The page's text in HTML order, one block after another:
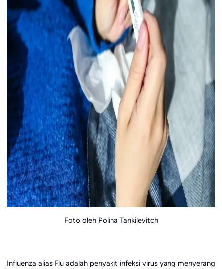
Foto oleh Polina Tankilevitch
Influenza alias Flu adalah penyakit infeksi virus yang menyerang